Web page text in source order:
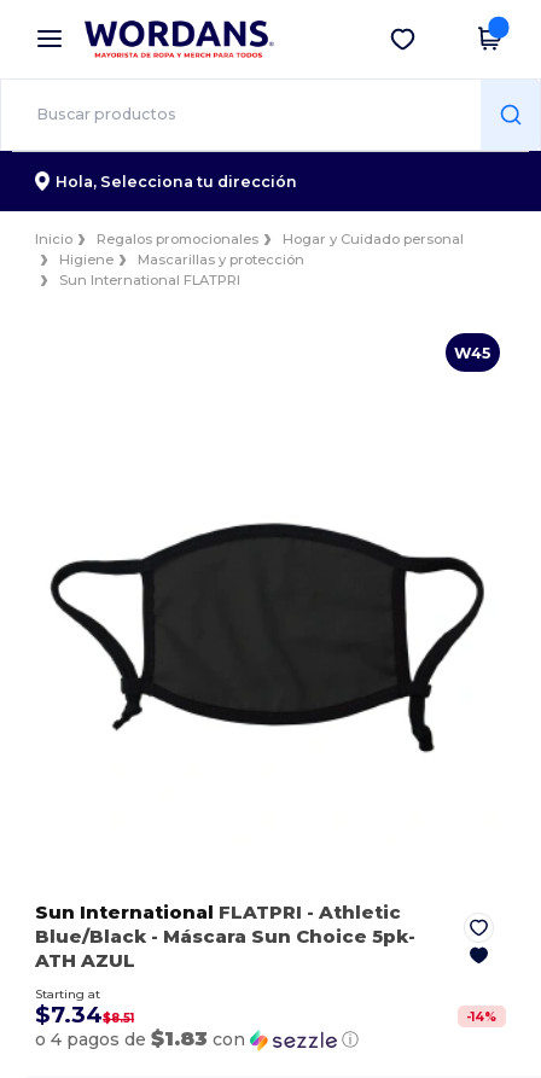
× App de Wordans
¡Mejores precios en app!
Descargar app
Hola, Selecciona tu dirección
Inicio Regalos promocionales
Hogar y Cuidado personal
Higiene
Mascarillas y protección
Sun International FLATPRI
W45
Sun International FLATPRI - Athletic
Blue/Black - Máscara Sun Choice 5pk-
ATH AZUL
Starting at
$7.34$8.51 -14%
o 4 pagos de$1.83 con ⓘ